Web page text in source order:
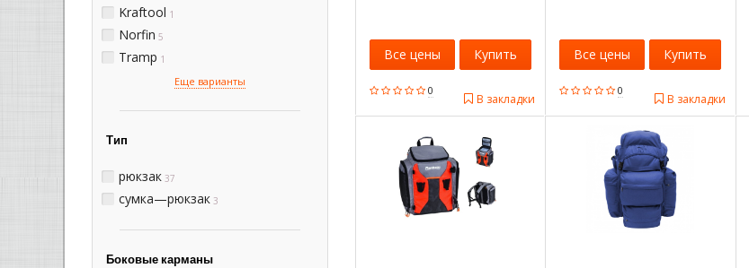
Kraftool 1
Norfin 5
Tramp 1
Еще варианты
Тип
рюкзак 37
сумка—рюкзак 3
Боковые карманы
0
В закладки
Все цены Купить
0
В закладки
Все цены Купить